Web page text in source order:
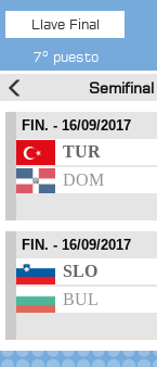
Llave Final
7º puesto
Semifinal
FIN. - 16/09/2017
TUR
DOM
FIN. - 16/09/2017
SLO
BUL